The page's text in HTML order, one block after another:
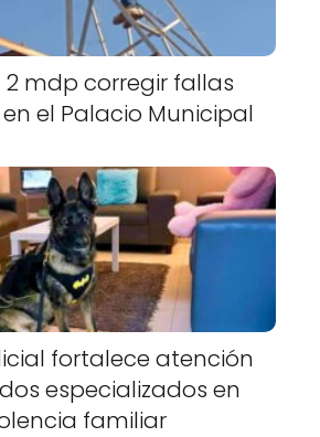
mdp corregir fallas
el Palacio Municipal
fortalece atención
especializados en
familiar